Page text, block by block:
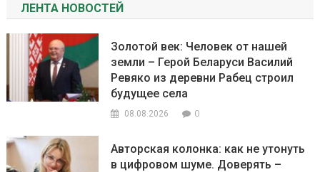
ЛЕНТА НОВОСТЕЙ
Золотой век: Человек от нашей
земли – Герой Беларуси Василий
Ревяко из деревни Рабец строил
будущее села
08.08.2026 0
Авторская колонка: как не утонуть
в цифровом шуме. Доверять –